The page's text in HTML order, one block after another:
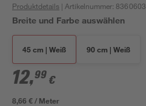
Produktdetails | Artikelnummer: 8360603
Breite und Farbe auswählen
45 cm | Weiß 90 cm | Weiß
12,99 €
8,66 € / Meter